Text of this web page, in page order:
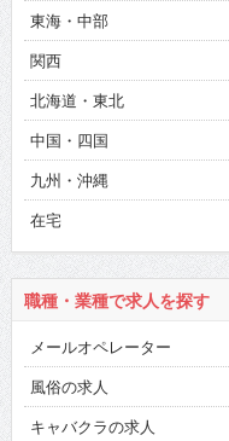
東海・中部
関西
北海道・東北
中国・四国
九州・沖縄
在宅
職種・業種で求人を探す
メールオペレーター
風俗の求人
キャバクラの求人